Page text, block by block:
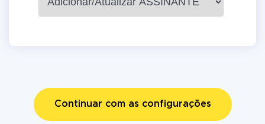
Continuar com as configurações